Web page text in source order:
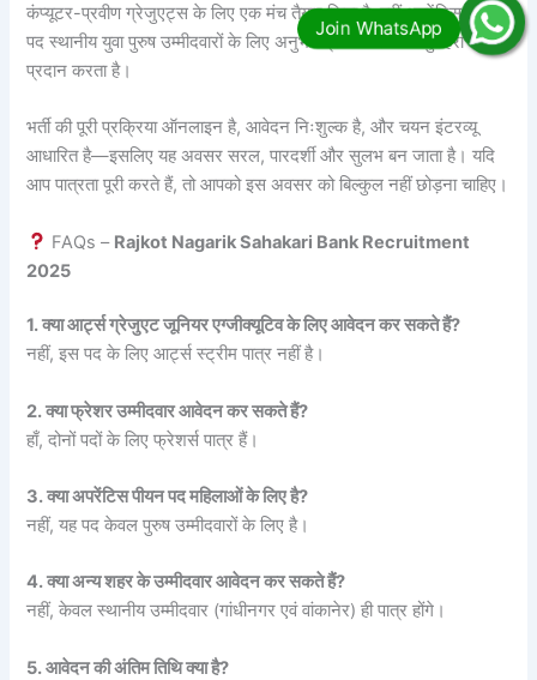
कंप्यूटर-प्रवीण ग्रेजुएट्स के लिए एक मंच तैयार किया है, वहीं अपरेंटिस पीयन
पद स्थानीय युवा पुरुष उम्मीदवारों के लिए अनुभव प्राप्त करने का सुनहरा मौका
प्रदान करता है।
भर्ती की पूरी प्रक्रिया ऑनलाइन है, आवेदन निःशुल्क है, और चयन इंटरव्यू
आधारित है—इसलिए यह अवसर सरल, पारदर्शी और सुलभ बन जाता है। यदि
आप पात्रता पूरी करते हैं, तो आपको इस अवसर को बिल्कुल नहीं छोड़ना चाहिए।
FAQs – Rajkot Nagarik Sahakari Bank Recruitment
2025
1. क्या आर्ट्स ग्रेजुएट जूनियर एग्जीक्यूटिव के लिए आवेदन कर सकते हैं?
नहीं, इस पद के लिए आर्ट्स स्ट्रीम पात्र नहीं है।
2. क्या फ्रेशर उम्मीदवार आवेदन कर सकते हैं?
हाँ, दोनों पदों के लिए फ्रेशर्स पात्र हैं।
3. क्या अपरेंटिस पीयन पद महिलाओं के लिए है?
नहीं, यह पद केवल पुरुष उम्मीदवारों के लिए है।
4. क्या अन्य शहर के उम्मीदवार आवेदन कर सकते हैं?
नहीं, केवल स्थानीय उम्मीदवार (गांधीनगर एवं वांकानेर) ही पात्र होंगे।
5. आवेदन की अंतिम तिथि क्या है?